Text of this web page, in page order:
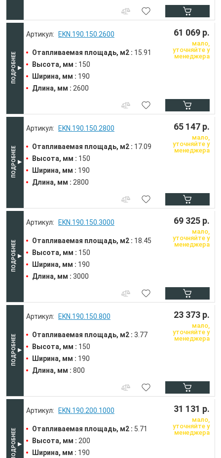
EKN.190.150.2600
Отапливаемая площадь, м2 : 15.91
Высота, мм : 150
Ширина, мм : 190
Длина, мм : 2600
61 069 р.
мало,
уточняйте у
менеджера
EKN.190.150.2800
Отапливаемая площадь, м2 : 17.09
Высота, мм : 150
Ширина, мм : 190
Длина, мм : 2800
65 147 р.
мало,
уточняйте у
менеджера
EKN.190.150.3000
Отапливаемая площадь, м2 : 18.45
Высота, мм : 150
Ширина, мм : 190
Длина, мм : 3000
69 325 р.
мало,
уточняйте у
менеджера
EKN.190.150.800
Отапливаемая площадь, м2 : 3.77
Высота, мм : 150
Ширина, мм : 190
Длина, мм : 800
23 373 р.
мало,
уточняйте у
менеджера
EKN.190.200.1000
Отапливаемая площадь, м2 : 5.71
Высота, мм : 200
Ширина, мм : 190
31 131 р.
мало,
уточняйте у
менеджера